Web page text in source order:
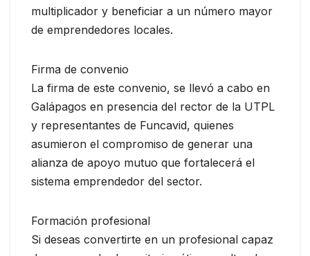
multiplicador y beneficiar a un número mayor
de emprendedores locales.
Firma de convenio
La firma de este convenio, se llevó a cabo en
Galápagos en presencia del rector de la UTPL
y representantes de Funcavid, quienes
asumieron el compromiso de generar una
alianza de apoyo mutuo que fortalecerá el
sistema emprendedor del sector.
Formación profesional
Si deseas convertirte en un profesional capaz